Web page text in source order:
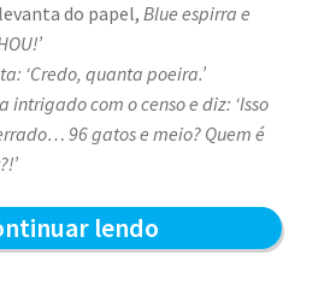
do papel, Blue espirra e
‘Credo, quanta poeira.’
intrigado com o censo e diz: ‘Isso
96 gatos e meio? Quem é
lendoCenso